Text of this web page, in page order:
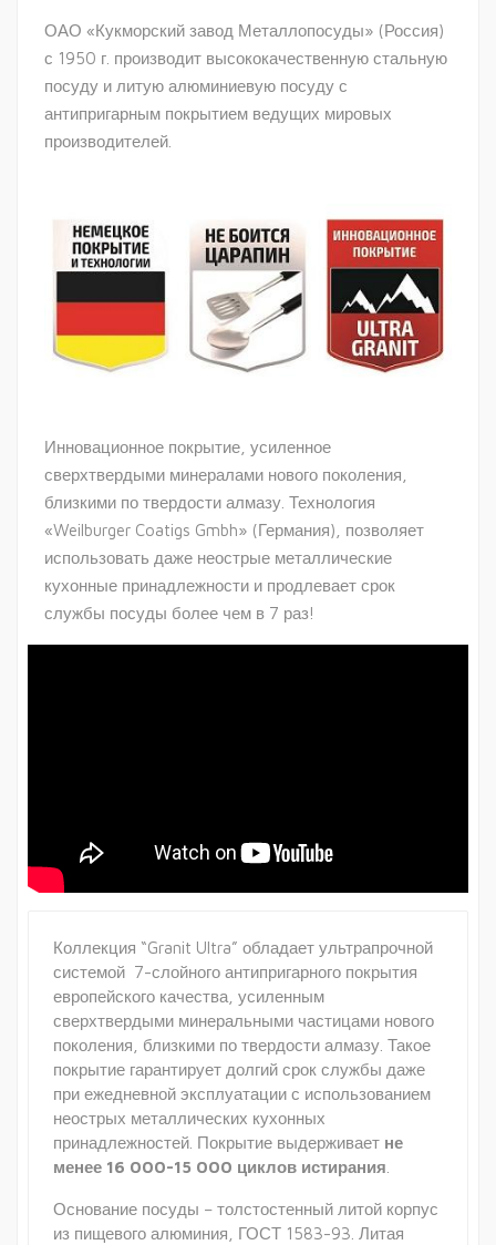
ОАО «Кукморский завод Металлопосуды» (Россия)
с 1950 г. производит высококачественную стальную
посуду и литую алюминиевую посуду с
антипригарным покрытием ведущих мировых
производителей.
Инновационное покрытие, усиленное
сверхтвердыми минералами нового поколения,
близкими по твердости алмазу. Технология
«Weilburger Coatigs Gmbh» (Германия), позволяет
использовать даже неострые металлические
кухонные принадлежности и продлевает срок
службы посуды более чем в 7 раз!
Коллекция “Granit Ultra” обладает ультрапрочной
системой 7-слойного антипригарного покрытия
европейского качества, усиленным
сверхтвердыми минеральными частицами нового
поколения, близкими по твердости алмазу. Такое
покрытие гарантирует долгий срок службы даже
при ежедневной эксплуатации с использованием
неострых металлических кухонных
принадлежностей. Покрытие выдерживает не
менее 16 000-15 000 циклов истирания
Основание посуды – толстостенный литой корпус
из пищевого алюминия, ГОСТ 1583-93. Литая